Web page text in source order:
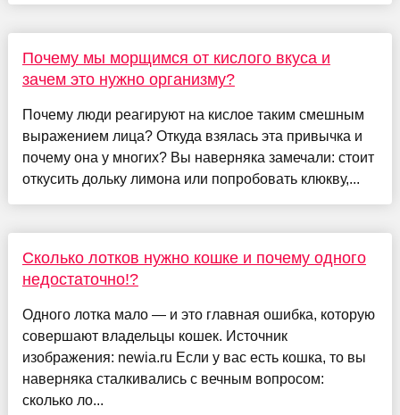
Почему мы морщимся от кислого вкуса и
зачем это нужно организму?
Почему люди реагируют на кислое таким смешным
выражением лица? Откуда взялась эта привычка и
почему она у многих? Вы наверняка замечали: стоит
откусить дольку лимона или попробовать клюкву,...
Сколько лотков нужно кошке и почему одного
недостаточно!?
Одного лотка мало — и это главная ошибка, которую
совершают владельцы кошек. Источник
изображения: newia.ru Если у вас есть кошка, то вы
наверняка сталкивались с вечным вопросом:
сколько ло...